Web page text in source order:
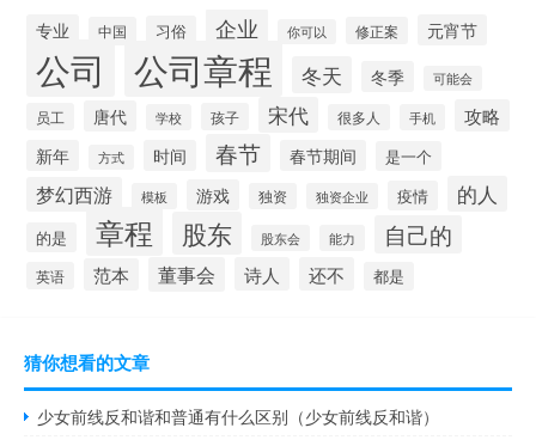
专业 中国 习俗 企业 你可以 修正案 元宵节
公司 公司章程 冬天 冬季 可能会
员工 唐代 学校 孩子 宋代 很多人 手机 攻略
新年 方式 时间 春节 春节期间 是一个
梦幻西游 模板 游戏 独资 独资企业 疫情 的人
的是 章程 股东 股东会 能力 自己的
英语 范本 董事会 诗人 还不 都是
猜你想看的文章
少女前线反和谐和普通有什么区别（少女前线反和谐）